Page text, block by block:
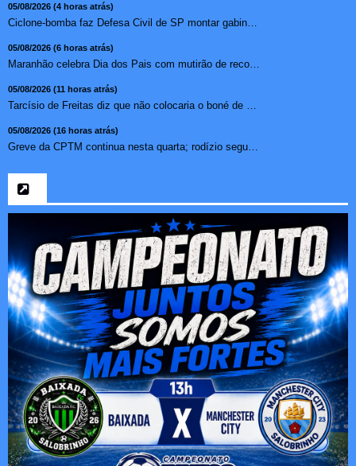
05/08/2026 (4 horas atrás)
05/08/2026 (6 horas atrás)
05/08/2026 (11 horas atrás)
05/08/2026 (16 horas atrás)